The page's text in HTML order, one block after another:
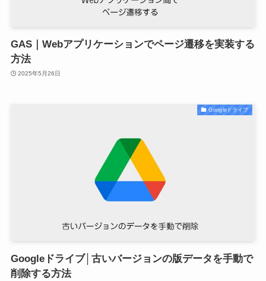
GAS｜Webアプリケーションでページ遷移を実装する
方法
2025年5月26日
Googleドライブ
Googleドライブ│古いバージョンの版データを手動で
削除する方法